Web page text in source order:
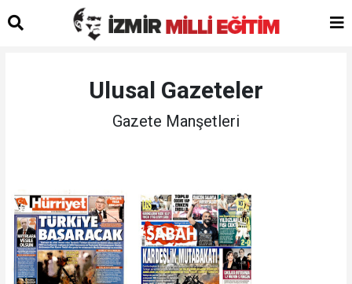
Ulusal Gazeteler
Gazete Manşetleri